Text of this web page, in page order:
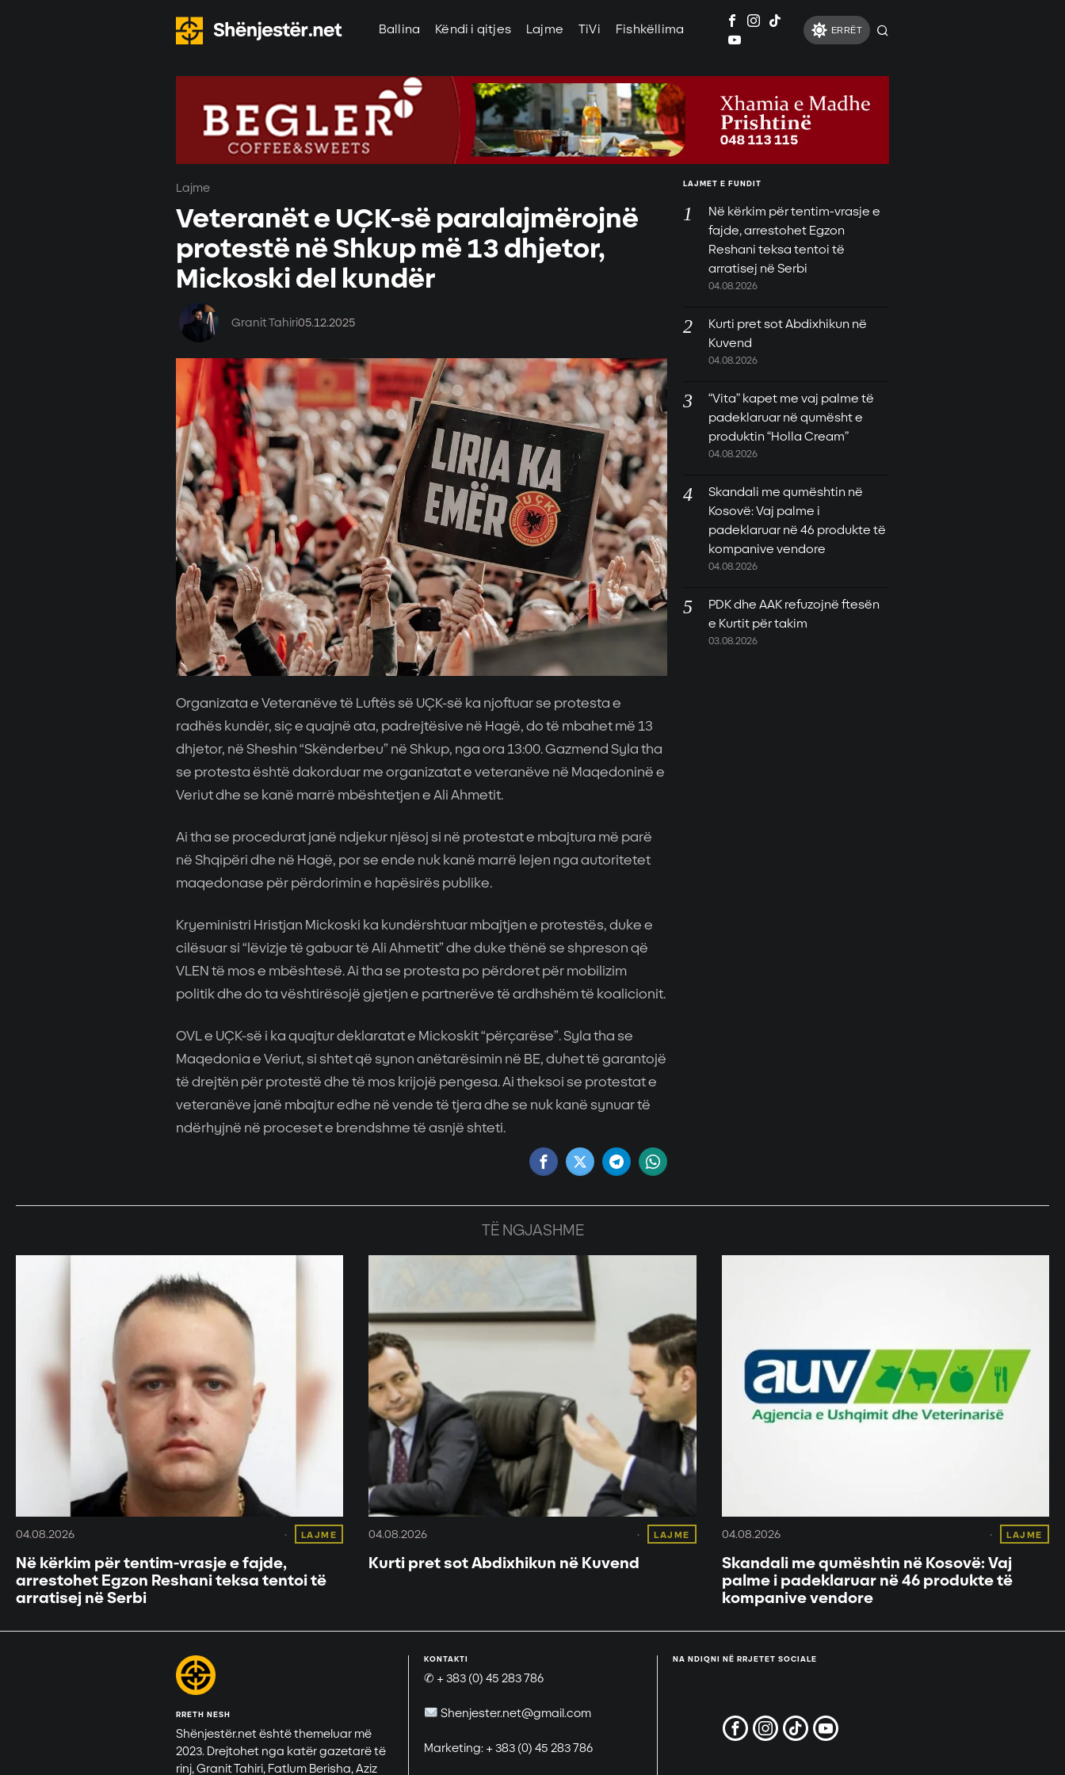
Ballina Këndi i qitjes Lajme TiVi Fishkëllima ERRËT
Lajme
Veteranët e UÇK-së paralajmërojnë
protestë në Shkup më 13 dhjetor,
Mickoski del kundër
Granit Tahiri05.12.2025
Organizata e Veteranëve të Luftës së UÇK-së ka njoftuar se protesta e
radhës kundër, siç e quajnë ata, padrejtësive në Hagë, do të mbahet më 13
dhjetor, në Sheshin “Skënderbeu” në Shkup, nga ora 13:00. Gazmend Syla tha
se protesta është dakorduar me organizatat e veteranëve në Maqedoninë e
Veriut dhe se kanë marrë mbështetjen e Ali Ahmetit.
Ai tha se procedurat janë ndjekur njësoj si në protestat e mbajtura më parë
në Shqipëri dhe në Hagë, por se ende nuk kanë marrë lejen nga autoritetet
maqedonase për përdorimin e hapësirës publike.
Kryeministri Hristjan Mickoski ka kundërshtuar mbajtjen e protestës, duke e
cilësuar si “lëvizje të gabuar të Ali Ahmetit” dhe duke thënë se shpreson që
VLEN të mos e mbështesë. Ai tha se protesta po përdoret për mobilizim
politik dhe do ta vështirësojë gjetjen e partnerëve të ardhshëm të koalicionit.
OVL e UÇK-së i ka quajtur deklaratat e Mickoskit “përçarëse”. Syla tha se
Maqedonia e Veriut, si shtet që synon anëtarësimin në BE, duhet të garantojë
të drejtën për protestë dhe të mos krijojë pengesa. Ai theksoi se protestat e
veteranëve janë mbajtur edhe në vende të tjera dhe se nuk kanë synuar të
ndërhyjnë në proceset e brendshme të asnjë shteti.
LAJMET E FUNDIT
Në kërkim për tentim-vrasje e
fajde, arrestohet Egzon
Reshani teksa tentoi të
arratisej në Serbi
04.08.2026
Kurti pret sot Abdixhikun në
Kuvend
04.08.2026
“Vita” kapet me vaj palme të
padeklaruar në qumësht e
produktin “Holla Cream”
04.08.2026
Skandali me qumështin në
Kosovë: Vaj palme i
padeklaruar në 46 produkte të
kompanive vendore
04.08.2026
PDK dhe AAK refuzojnë ftesën
e Kurtit për takim
03.08.2026
TË NGJASHME
04.08.2026 LAJME
Në kërkim për tentim-vrasje e fajde,
arrestohet Egzon Reshani teksa tentoi të
arratisej në Serbi
04.08.2026 LAJME
Kurti pret sot Abdixhikun në Kuvend
04.08.2026 LAJME
Skandali me qumështin në Kosovë: Vaj
palme i padeklaruar në 46 produkte të
kompanive vendore
RRETH NESH
Shënjestër.net është themeluar më
2023. Drejtohet nga katër gazetarë të
rinj, Granit Tahiri, Fatlum Berisha, Aziz
KONTAKTI
✆ + 383 (0) 45 283 786
Shenjester.net@gmail.com
Marketing: + 383 (0) 45 283 786
NA NDIQNI NË RRJETET SOCIALE